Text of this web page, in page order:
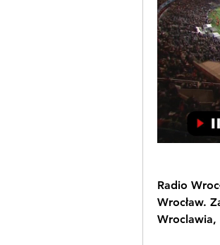
Radio
Wrocław.
Wroclawia,